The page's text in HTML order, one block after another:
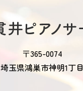
〒365-0074
埼玉県鴻巣市神明1丁目